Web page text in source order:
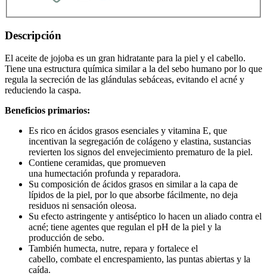
Descripción
El aceite de jojoba es un gran hidratante para la piel y el cabello.
Tiene una estructura química similar a la del sebo humano por lo que
regula la secreción de las glándulas sebáceas, evitando el acné y
reduciendo la caspa.
Beneficios primarios:
Es rico en ácidos grasos esenciales y vitamina E, que
incentivan la segregación de colágeno y elastina, sustancias
revierten los signos del envejecimiento prematuro de la piel.
Contiene ceramidas, que promueven
una humectación profunda y reparadora.
Su composición de ácidos grasos en similar a la capa de
lípidos de la piel, por lo que absorbe fácilmente, no deja
residuos ni sensación oleosa.
Su efecto astringente y antiséptico lo hacen un aliado contra el
acné; tiene agentes que regulan el pH de la piel y la
producción de sebo.
También humecta, nutre, repara y fortalece el
cabello, combate el encrespamiento, las puntas abiertas y la
caída.